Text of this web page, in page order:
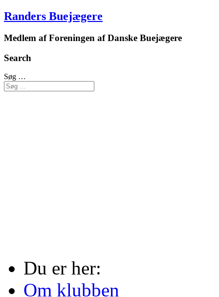
Randers Buejægere
Medlem af Foreningen af Danske Buejægere
Search
Søg …
Du er her:
Om klubben